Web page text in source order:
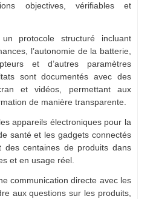
objectives, vérifiables et
protocole structuré incluant
l’autonomie de la batterie,
et d’autres paramètres
sont documentés avec des
et vidéos, permettant aux
de manière transparente.
appareils électroniques pour la
santé et les gadgets connectés
des centaines de produits dans
et en usage réel.
communication directe avec les
aux questions sur les produits,